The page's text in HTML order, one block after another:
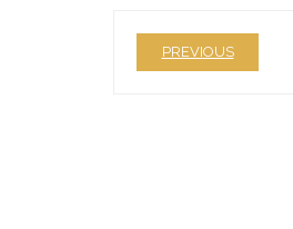
PREVIOUS